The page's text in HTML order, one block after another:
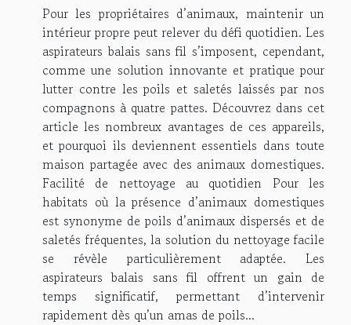
Pour les propriétaires d’animaux, maintenir un
intérieur propre peut relever du défi quotidien. Les
aspirateurs balais sans fil s’imposent, cependant,
comme une solution innovante et pratique pour
lutter contre les poils et saletés laissés par nos
compagnons à quatre pattes. Découvrez dans cet
article les nombreux avantages de ces appareils,
et pourquoi ils deviennent essentiels dans toute
maison partagée avec des animaux domestiques.
Facilité de nettoyage au quotidien Pour les
habitats où la présence d’animaux domestiques
est synonyme de poils d’animaux dispersés et de
saletés fréquentes, la solution du nettoyage facile
se révèle particulièrement adaptée. Les
aspirateurs balais sans fil offrent un gain de
temps significatif, permettant d’intervenir
rapidement dès qu’un amas de poils...